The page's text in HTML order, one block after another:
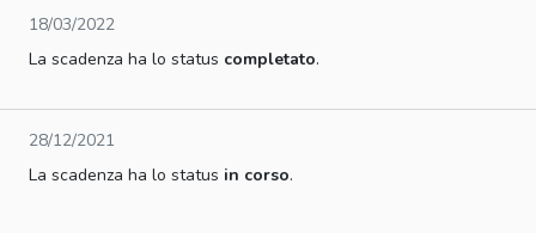
18/03/2022
La scadenza ha lo status completato.
28/12/2021
La scadenza ha lo status in corso.